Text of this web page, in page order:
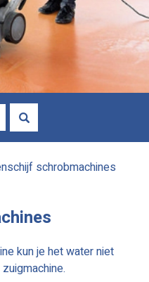
schrobmachines
kun je het water niet